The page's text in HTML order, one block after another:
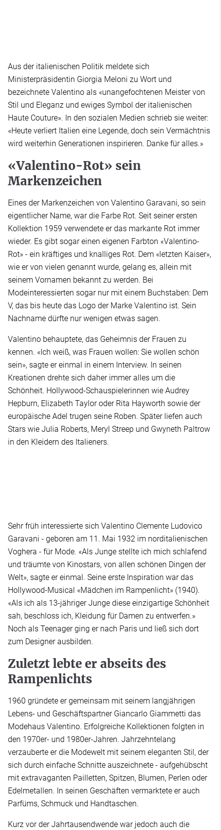
Aus der italienischen Politik meldete sich
Ministerpräsidentin Giorgia Meloni zu Wort und
bezeichnete Valentino als «unangefochtenen Meister von
Stil und Eleganz und ewiges Symbol der italienischen
Haute Couture». In den sozialen Medien schrieb sie weiter:
«Heute verliert Italien eine Legende, doch sein Vermächtnis
wird weiterhin Generationen inspirieren. Danke für alles.»
«Valentino-Rot» sein
Markenzeichen
Eines der Markenzeichen von Valentino Garavani, so sein
eigentlicher Name, war die Farbe Rot. Seit seiner ersten
Kollektion 1959 verwendete er das markante Rot immer
wieder. Es gibt sogar einen eigenen Farbton «Valentino-
Rot» - ein kräftiges und knalliges Rot. Dem «letzten Kaiser»,
wie er von vielen genannt wurde, gelang es, allein mit
seinem Vornamen bekannt zu werden. Bei
Modeinteressierten sogar nur mit einem Buchstaben: Dem
V, das bis heute das Logo der Marke Valentino ist. Sein
Nachname dürfte nur wenigen etwas sagen.
Valentino behauptete, das Geheimnis der Frauen zu
kennen. «Ich weiß, was Frauen wollen: Sie wollen schön
sein», sagte er einmal in einem Interview. In seinen
Kreationen drehte sich daher immer alles um die
Schönheit. Hollywood-Schauspielerinnen wie Audrey
Hepburn, Elizabeth Taylor oder Rita Hayworth sowie der
europäische Adel trugen seine Roben. Später liefen auch
Stars wie Julia Roberts, Meryl Streep und Gwyneth Paltrow
in den Kleidern des Italieners.
Sehr früh interessierte sich Valentino Clemente Ludovico
Garavani - geboren am 11. Mai 1932 im norditalienischen
Voghera - für Mode. «Als Junge stellte ich mich schlafend
und träumte von Kinostars, von allen schönen Dingen der
Welt», sagte er einmal. Seine erste Inspiration war das
Hollywood-Musical «Mädchen im Rampenlicht» (1940).
«Als ich als 13-jähriger Junge diese einzigartige Schönheit
sah, beschloss ich, Kleidung für Damen zu entwerfen.»
Noch als Teenager ging er nach Paris und ließ sich dort
zum Designer ausbilden.
Zuletzt lebte er abseits des
Rampenlichts
1960 gründete er gemeinsam mit seinem langjährigen
Lebens- und Geschäftspartner Giancarlo Giammetti das
Modehaus Valentino. Erfolgreiche Kollektionen folgten in
den 1970er- und 1980er-Jahren. Jahrzehntelang
verzauberte er die Modewelt mit seinem eleganten Stil, der
sich durch einfache Schnitte auszeichnete - aufgehübscht
mit extravaganten Pailletten, Spitzen, Blumen, Perlen oder
Edelmetallen. In seinen Geschäften vermarktete er auch
Parfüms, Schmuck und Handtaschen.
Kurz vor der Jahrtausendwende war jedoch auch die